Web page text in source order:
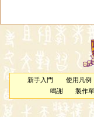
新手入門 使用凡例
鳴謝
製作